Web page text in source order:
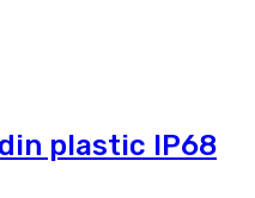
plastic IP68